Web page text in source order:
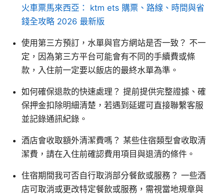
火車票馬來西亞： ktm ets 購票、路線、時間與省
錢全攻略 2026 最新版
使用第三方預訂，水單與官方網站是否一致？ 不一
定，因為第三方平台可能會有不同的手續費或條
款，入住前一定要以飯店的最終水單為準。
如何確保退款的快速處理？ 提前提供完整證據、確
保押金扣除明細清楚，若遇到延遲可直接聯繫客服
並記錄通訊紀錄。
酒店會收取額外清潔費嗎？ 某些住宿類型會收取清
潔費，請在入住前確認費用項目與退清的條件。
住宿期間我可否自行取消部分餐飲或服務？ 一些酒
店可取消或更改特定餐飲或服務，需視當地規章與